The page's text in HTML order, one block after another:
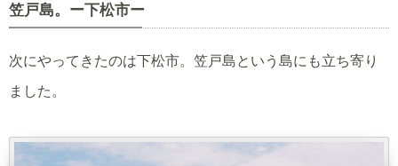
笠戸島。ー下松市ー
次にやってきたのは下松市。笠戸島という島にも立ち寄り
ました。